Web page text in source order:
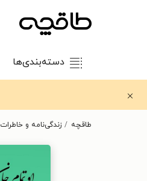
دسته‌بندی‌ها
طاقچه زندگی‌نامه و خاطرات